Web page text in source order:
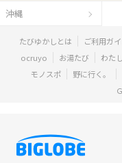
沖縄
たびゆかしとは ご利用ガ
ocruyo
お湯たび わた
モノスポ
野に行く。